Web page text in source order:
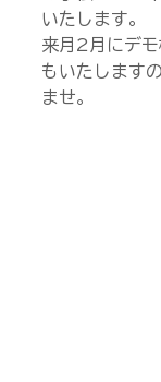
いたします。
来月2月にデ
もいたします
ませ。